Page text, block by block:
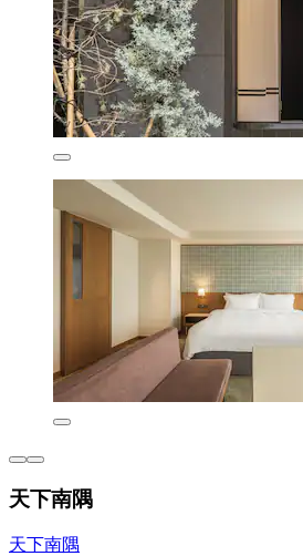
天下南隅
天下南隅